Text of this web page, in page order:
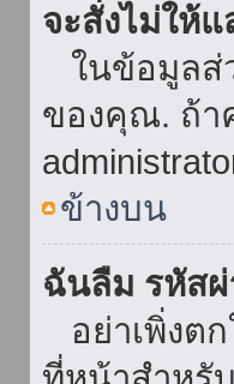
จะสั่งไม่ให้
ในข้อมูลส่
ของคุณ. ถ้า
ข้างบน
ฉันลืม รหัส
อย่าเพิ่งต